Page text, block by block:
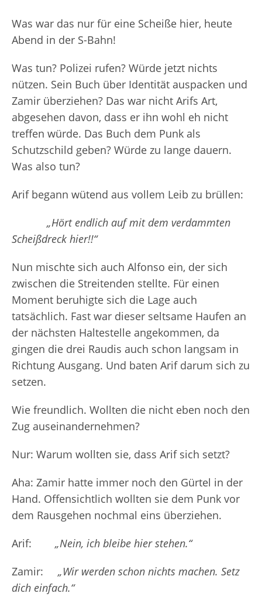
Was war das nur für eine Scheiße hier, heute
Abend in der S-Bahn!
Was tun? Polizei rufen? Würde jetzt nichts
nützen. Sein Buch über Identität auspacken und
Zamir überziehen? Das war nicht Arifs Art,
abgesehen davon, dass er ihn wohl eh nicht
treffen würde. Das Buch dem Punk als
Schutzschild geben? Würde zu lange dauern.
Was also tun?
Arif begann wütend aus vollem Leib zu brüllen:
„Hört endlich auf mit dem verdammten
Scheißdreck hier!!“
Nun mischte sich auch Alfonso ein, der sich
zwischen die Streitenden stellte. Für einen
Moment beruhigte sich die Lage auch
tatsächlich. Fast war dieser seltsame Haufen an
der nächsten Haltestelle angekommen, da
gingen die drei Raudis auch schon langsam in
Richtung Ausgang. Und baten Arif darum sich zu
setzen.
Wie freundlich. Wollten die nicht eben noch den
Zug auseinandernehmen?
Nur: Warum wollten sie, dass Arif sich setzt?
Aha: Zamir hatte immer noch den Gürtel in der
Hand. Offensichtlich wollten sie dem Punk vor
dem Rausgehen nochmal eins überziehen.
Arif: „Nein, ich bleibe hier stehen.“
Zamir:
„Wir werden schon nichts machen. Setz
dich einfach.“